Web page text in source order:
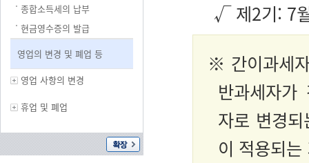
종합소득세의 납부
현금영수증의 발급
영업의 변경 및 폐업 등
영업 사항의 변경
휴업 및 폐업
√ 제2기: 7
※ 간이과세
반과세자가
자로 변경
이 적용되